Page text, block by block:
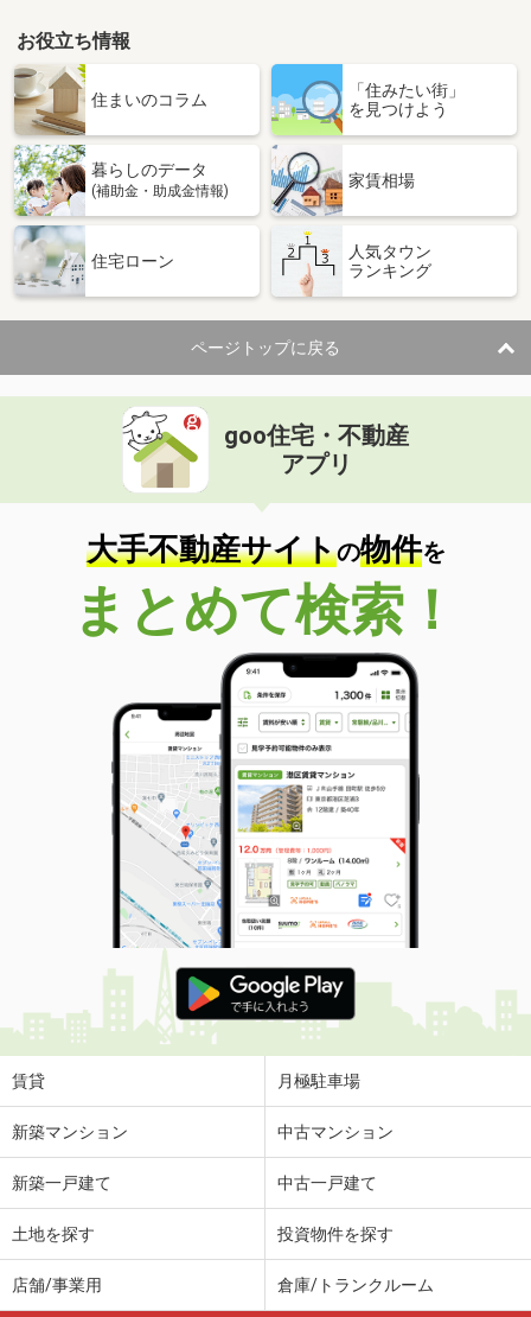
お役立ち情報
住まいのコラム
「住みたい街」
を見つけよう
暮らしのデータ
(補助金・助成金情報)
家賃相場
住宅ローン
人気タウン
ランキング
ページトップに戻る
goo住宅・不動産
アプリ
大手不動産サイトの物件を
まとめて検索！
賃貸 月極駐車場
新築マンション 中古マンション
新築一戸建て 中古一戸建て
土地を探す 投資物件を探す
店舗/事業用 倉庫/トランクルーム